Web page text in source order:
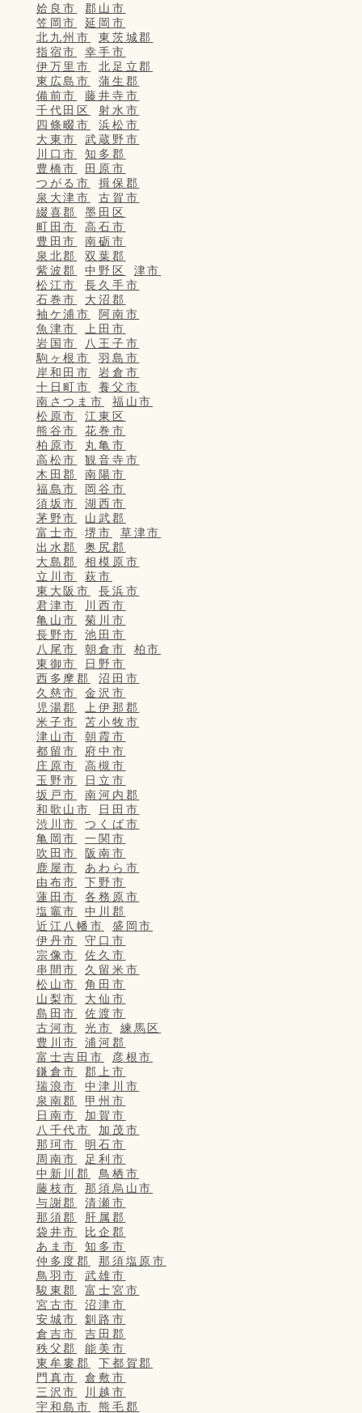
姶良市
郡山市
笠岡市
延岡市
北九州市
東茨城郡
指宿市
幸手市
伊万里市
北足立郡
東広島市
蒲生郡
備前市
藤井寺市
千代田区
射水市
四條畷市
浜松市
大東市
武蔵野市
川口市
知多郡
豊橋市
田原市
つがる市
揖保郡
泉大津市
古賀市
綴喜郡
墨田区
町田市
高石市
豊田市
南砺市
泉北郡
双葉郡
紫波郡
中野区
津市
松江市
長久手市
石巻市
大沼郡
袖ケ浦市
阿南市
魚津市
上田市
岩国市
八王子市
駒ヶ根市
羽島市
岸和田市
岩倉市
十日町市
養父市
南さつま市
福山市
松原市
江東区
熊谷市
花巻市
柏原市
丸亀市
高松市
観音寺市
木田郡
南陽市
福島市
岡谷市
須坂市
湖西市
茅野市
山武郡
富士市
堺市
草津市
出水郡
奥尻郡
大島郡
相模原市
立川市
萩市
東大阪市
長浜市
君津市
川西市
亀山市
菊川市
長野市
池田市
八尾市
朝倉市
柏市
東御市
日野市
西多摩郡
沼田市
久慈市
金沢市
児湯郡
上伊那郡
米子市
苫小牧市
津山市
朝霞市
都留市
府中市
庄原市
高槻市
玉野市
日立市
坂戸市
南河内郡
和歌山市
日田市
渋川市
つくば市
亀岡市
一関市
吹田市
阪南市
鹿屋市
あわら市
由布市
下野市
蓮田市
各務原市
塩竈市
中川郡
近江八幡市
盛岡市
伊丹市
守口市
宗像市
佐久市
串間市
久留米市
松山市
角田市
山梨市
大仙市
島田市
佐渡市
古河市
光市
練馬区
豊川市
浦河郡
富士吉田市
彦根市
鎌倉市
郡上市
瑞浪市
中津川市
泉南郡
甲州市
日南市
加賀市
八千代市
加茂市
那珂市
明石市
周南市
足利市
中新川郡
鳥栖市
藤枝市
那須烏山市
与謝郡
清瀬市
那須郡
肝属郡
袋井市
比企郡
あま市
知多市
仲多度郡
那須塩原市
鳥羽市
武雄市
駿東郡
富士宮市
宮古市
沼津市
安城市
釧路市
倉吉市
吉田郡
秩父郡
能美市
東牟婁郡
下都賀郡
門真市
倉敷市
三沢市
川越市
宇和島市
熊毛郡